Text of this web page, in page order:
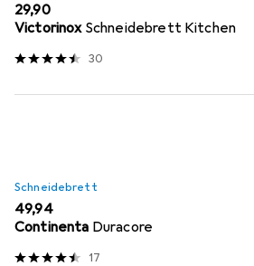
EUR
29,90
Victorinox Schneidebrett Kitchen
30
Schneidebrett
EUR
49,94
Continenta Duracore
17